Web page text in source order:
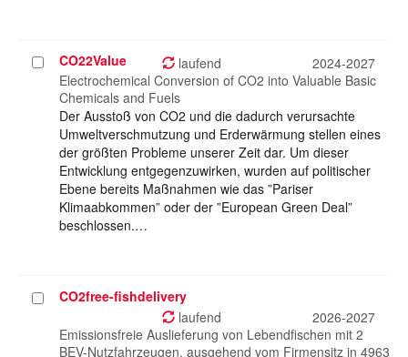
Projekt
auswählen
CO22Value laufend
2024-2027
Electrochemical Conversion of CO2 into Valuable Basic
Chemicals and Fuels
Der Ausstoß von CO2 und die dadurch verursachte
Umweltverschmutzung und Erderwärmung stellen eines
der größten Probleme unserer Zeit dar. Um dieser
Entwicklung entgegenzuwirken, wurden auf politischer
Ebene bereits Maßnahmen wie das ”Pariser
Klimaabkommen” oder der ”European Green Deal”
beschlossen.…
ProjektCO2free-fishdelivery
laufend
2026-2027
Emissionsfreie Auslieferung von Lebendfischen mit 2
BEV-Nutzfahrzeugen, ausgehend vom Firmensitz in 4963